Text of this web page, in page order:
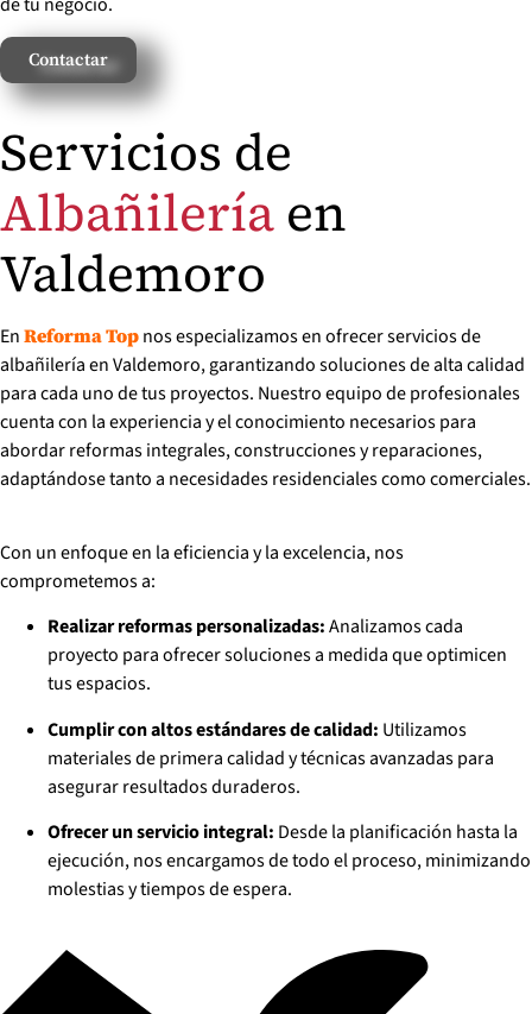
Contactar
Servicios de
Albañilería en
Valdemoro
En Reforma Top nos especializamos en ofrecer servicios de
albañilería en Valdemoro, garantizando soluciones de alta calidad
para cada uno de tus proyectos. Nuestro equipo de profesionales
cuenta con la experiencia y el conocimiento necesarios para
abordar reformas integrales, construcciones y reparaciones,
adaptándose tanto a necesidades residenciales como comerciales.
Con un enfoque en la eficiencia y la excelencia, nos
comprometemos a:
Realizar reformas personalizadas:Analizamos cada
proyecto para ofrecer soluciones a medida que optimicen
tus espacios.
Cumplir con altos estándares de calidad: Utilizamos
materiales de primera calidad y técnicas avanzadas para
asegurar resultados duraderos.
Ofrecer un servicio integral: Desde la planificación hasta la
ejecución, nos encargamos de todo el proceso, minimizando
molestias y tiempos de espera.